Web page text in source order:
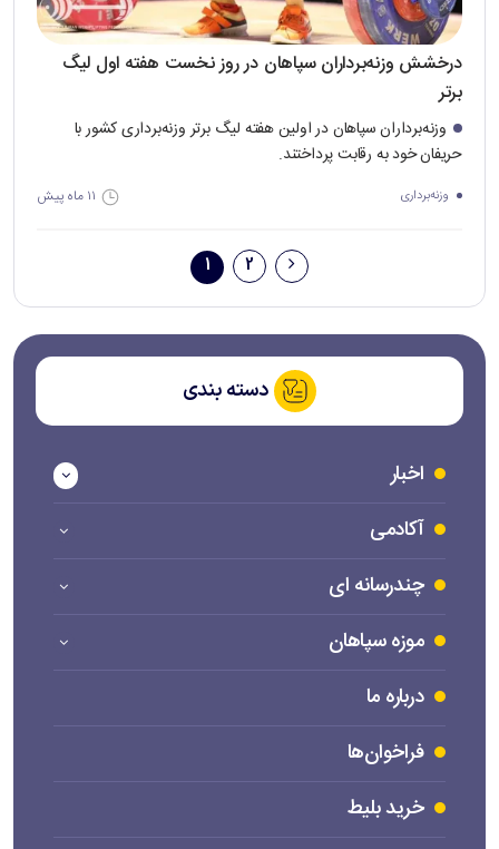
درخشش وزنه‌برداران سپاهان در روز نخست هفته اول لیگ
برتر
وزنه‌برداران سپاهان در اولین هفته لیگ برتر وزنه‌برداری کشور با
حریفان خود به رقابت پرداختند.
وزنه‌برداری ۱۱ ماه پیش
1 2
دسته بندی
اخبار
آکادمی
چندرسانه ای
موزه سپاهان
درباره ما
فراخوان‌ها
خرید بلیط